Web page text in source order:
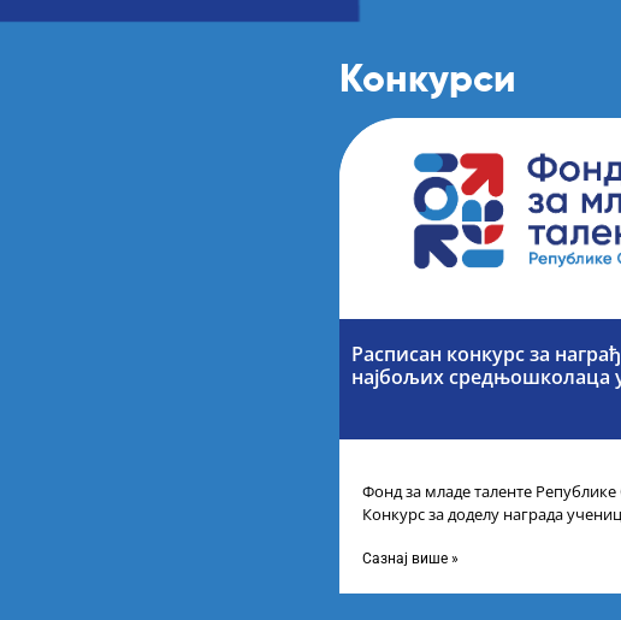
Конкурси
Расписан конкурс за
најбољих средњошколаца
Фонд за младе таленте Републике
Конкурс за доделу награда
Сазнај више »